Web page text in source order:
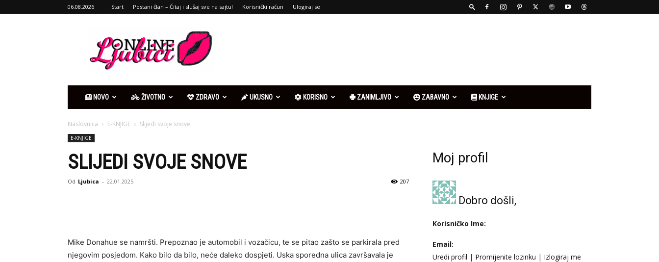
06.08.2026 Start Postani član – Čitaj i slušaj sve na sajtu! Korisnički račun Ulogiraj se
online
NOVO ŽIVOTNO ZDRAVO UKUSNO KORISNO ZANIMLJIVO ZABAVNO KNJIGE
Naslovnica E-KNJIGE Slijedi svoje snove
E-KNJIGE
SLIJEDI SVOJE SNOVE
Od Ljubica - 22.01.2025 207
Mike Donahue se namršti. Prepoznao je automobil i vozačicu, te se pitao zašto se parkirala pred
njegovim posjedom. Kako bilo da bilo, neće daleko dospjeti. Uska sporedna ulica završavala je
Moj profil
Dobro došli,
Korisničko Ime:
Email:
Uredi profil | Promijenite lozinku | Izlogiraj me